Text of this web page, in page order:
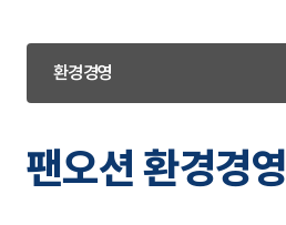
환경경영
환경경영
팬오션 환경경영